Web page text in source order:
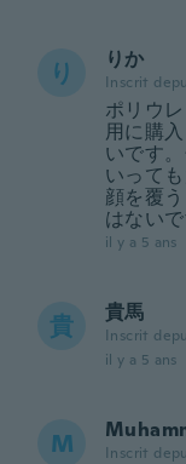
り りか
Inscrit
ポリウ
用に購
いです
いって
顔を覆
はないで
il y a 5 ans
貴 貴馬
Inscrit
il y a 5 ans
M Inscrit